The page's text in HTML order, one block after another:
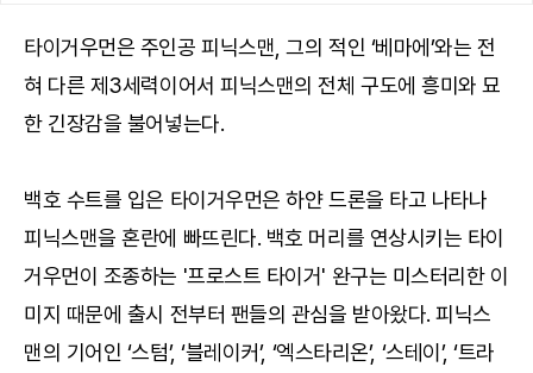
타이거우먼은 주인공 피닉스맨, 그의 적인 ‘베마에’와는 전
혀 다른 제3세력이어서 피닉스맨의 전체 구도에 흥미와 묘
한 긴장감을 불어넣는다.
백호 수트를 입은 타이거우먼은 하얀 드론을 타고 나타나
피닉스맨을 혼란에 빠뜨린다. 백호 머리를 연상시키는 타이
거우먼이 조종하는 '프로스트 타이거' 완구는 미스터리한 이
미지 때문에 출시 전부터 팬들의 관심을 받아왔다. 피닉스
맨의 기어인 ‘스텀’, ‘블레이커’, ‘엑스타리온’, ‘스테이’, ‘트라